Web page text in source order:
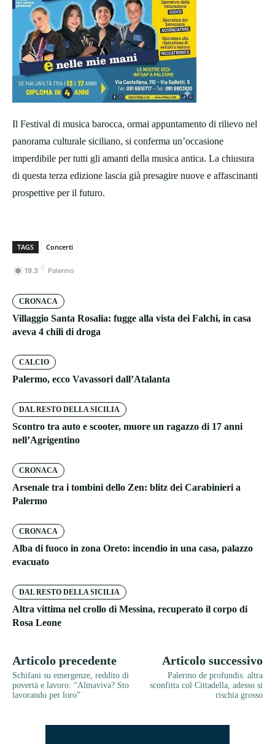
Il Festival di musica barocca, ormai appuntamento di rilievo nel
panorama culturale siciliano, si conferma un’occasione
imperdibile per tutti gli amanti della musica antica. La chiusura
di questa terza edizione lascia già presagire nuove e affascinanti
prospettive per il futuro.
TAGS Concerti
19.3 C Palermo
CRONACA
Villaggio Santa Rosalia: fugge alla vista dei Falchi, in casa
aveva 4 chili di droga
CALCIO
Palermo, ecco Vavassori dall’Atalanta
DAL RESTO DELLA SICILIA
Scontro tra auto e scooter, muore un ragazzo di 17 anni
nell’Agrigentino
CRONACA
Arsenale tra i tombini dello Zen: blitz dei Carabinieri a
Palermo
CRONACA
Alba di fuoco in zona Oreto: incendio in una casa, palazzo
evacuato
DAL RESTO DELLA SICILIA
Altra vittima nel crollo di Messina, recuperato il corpo di
Rosa Leone
Articolo precedente
Schifani su emergenze, reddito di
povertà e lavoro: “Almaviva? Sto
lavorando per loro”
Articolo successivo
Palermo de profundis: altra
sconfitta col Cittadella, adesso si
rischia grosso